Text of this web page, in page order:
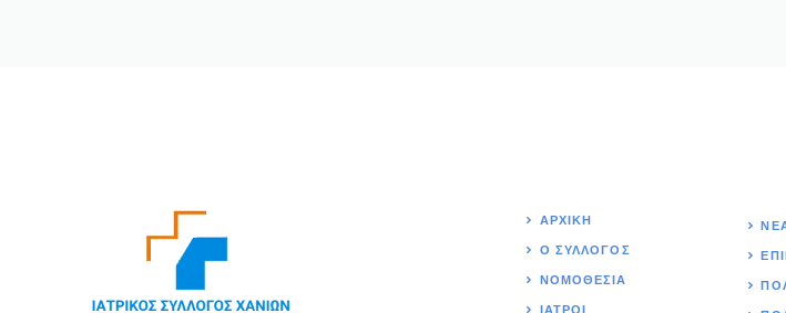
ΑΡΧΙΚΉ
Ο ΣΥΛΛΟΓΟΣ
ΝΟΜΟΘΕΣΊΑ
ΙΑΤΡΟΙ